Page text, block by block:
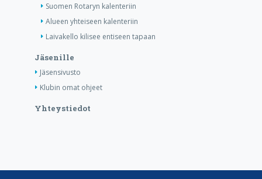
Suomen Rotaryn kalenteriin
Alueen yhteiseen kalenteriin
Laivakello kilisee entiseen tapaan
Jäsenille
Jäsensivusto
Klubin omat ohjeet
Yhteystiedot